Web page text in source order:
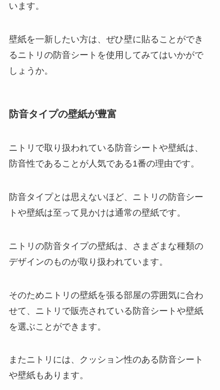
います。
壁紙を一新したい方は、ぜひ壁に貼ることができ
るニトリの防音シートを使用してみてはいかがで
しょうか。
防音タイプの壁紙が豊富
ニトリで取り扱われている防音シートや壁紙は、
防音性であることが人気である1番の理由です。
防音タイプとは思えないほど、ニトリの防音シー
トや壁紙は至って見かけは通常の壁紙です。
ニトリの防音タイプの壁紙は、さまざまな種類の
デザインのものが取り扱われています。
そのためニトリの壁紙を張る部屋の雰囲気に合わ
せて、ニトリで販売されている防音シートや壁紙
を選ぶことができます。
またニトリには、クッション性のある防音シート
や壁紙もあります。